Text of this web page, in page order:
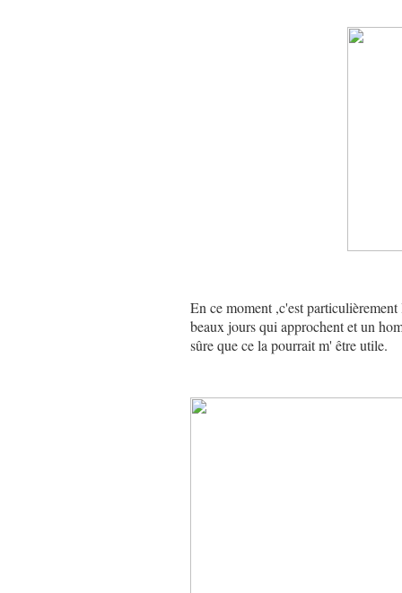
En ce moment ,c'est particulièrement
beaux jours qui approchent et un
sûre que ce la pourrait m' être utile.